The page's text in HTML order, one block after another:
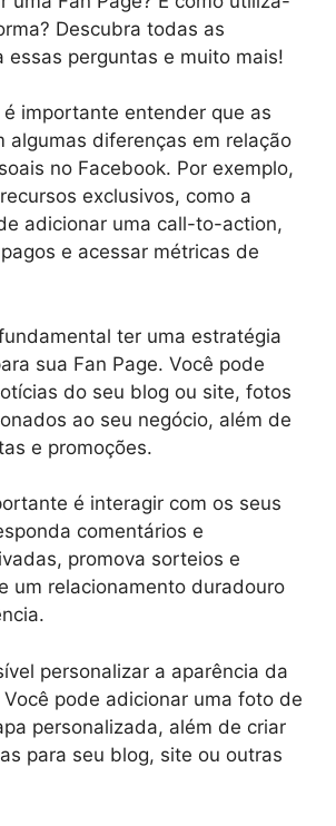
Descubra todas as
essas perguntas e muito mais!
é importante entender que as
algumas diferenças em relação
no Facebook. Por exemplo,
exclusivos, como a
adicionar uma call-to-action,
e acessar métricas de
ter uma estratégia
sua Fan Page. Você pode
do seu blog ou site, fotos
ao seu negócio, além de
e promoções.
é interagir com os seus
comentários e
promova sorteios e
um relacionamento duradouro
personalizar a aparência da
Você pode adicionar uma foto de
personalizada, além de criar
para seu blog, site ou outras